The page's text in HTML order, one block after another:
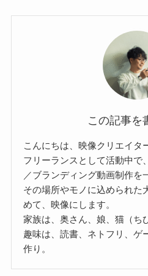
この記事を
こんにちは、映像クリエイタ
フリーランスとして活動中で
／ブランディング動画制作を
その場所やモノに込められた
めて、映像にします。
家族は、奥さん、娘、猫（ち
趣味は、読書、ネトフリ、ゲ
作り。